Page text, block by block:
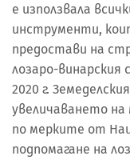
е използвала
инструменти,
предостави на
лозаро-винарския
2020 г.
увеличаването
по мерките от
подпомагане на